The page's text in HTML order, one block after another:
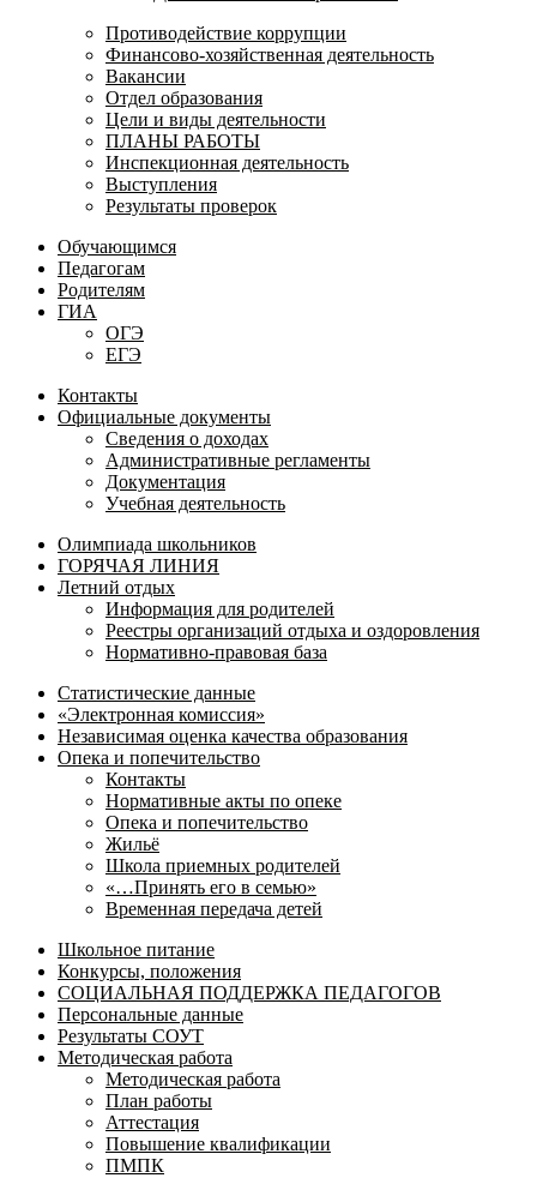
Противодействие коррупции
Финансово-хозяйственная деятельность
Вакансии
Отдел образования
Цели и виды деятельности
ПЛАНЫ РАБОТЫ
Инспекционная деятельность
Выступления
Результаты проверок
Обучающимся
Педагогам
Родителям
ГИА
ОГЭ
ЕГЭ
Контакты
Официальные документы
Сведения о доходах
Административные регламенты
Документация
Учебная деятельность
Олимпиада школьников
ГОРЯЧАЯ ЛИНИЯ
Летний отдых
Информация для родителей
Реестры организаций отдыха и оздоровления
Нормативно-правовая база
Статистические данные
«Электронная комиссия»
Независимая оценка качества образования
Опека и попечительство
Контакты
Нормативные акты по опеке
Опека и попечительство
Жильё
Школа приемных родителей
«…Принять его в семью»
Временная передача детей
Школьное питание
Конкурсы, положения
СОЦИАЛЬНАЯ ПОДДЕРЖКА ПЕДАГОГОВ
Персональные данные
Результаты СОУТ
Методическая работа
Методическая работа
План работы
Аттестация
Повышение квалификации
ПМПК